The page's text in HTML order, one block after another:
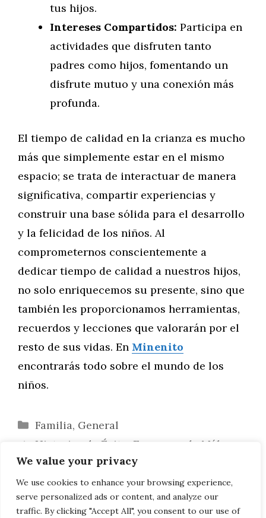
We value your privacy
We use cookies to enhance your browsing experience,
serve personalized ads or content, and analyze our
traffic. By clicking "Accept All", you consent to our use of
tus hijos.
Intereses Compartidos: Participa en
actividades que disfruten tanto
padres como hijos, fomentando un
disfrute mutuo y una conexión más
profunda.
El tiempo de calidad en la crianza es mucho
más que simplemente estar en el mismo
espacio; se trata de interactuar de manera
significativa, compartir experiencias y
construir una base sólida para el desarrollo
y la felicidad de los niños. Al
comprometernos conscientemente a
dedicar tiempo de calidad a nuestros hijos,
no solo enriquecemos su presente, sino que
también les proporcionamos herramientas,
recuerdos y lecciones que valorarán por el
resto de sus vidas. En Minenito
encontrarás todo sobre el mundo de los
niños.
Categorías
Familia, General
Historias de Éxito: Empresas de Málaga
Triunfan en el Mundo del Marketing Digital
Navegando el Mar de la Culpa:
Estrategias Efectivas para Padres